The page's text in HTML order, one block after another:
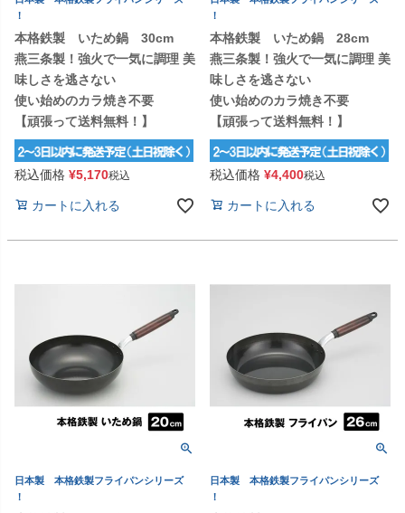
！
本格鉄製 いため鍋 30cm
燕三条製！強火で一気に調理 美
味しさを逃さない
使い始めのカラ焼き不要
【頑張って送料無料！】
税込価格 ¥5,170税込
カートに入れる
！
本格鉄製 いため鍋 28cm
燕三条製！強火で一気に調理 美
味しさを逃さない
使い始めのカラ焼き不要
【頑張って送料無料！】
税込価格 ¥4,400税込
カートに入れる
日本製 本格鉄製フライパンシリーズ
！
日本製 本格鉄製フライパンシリーズ
！